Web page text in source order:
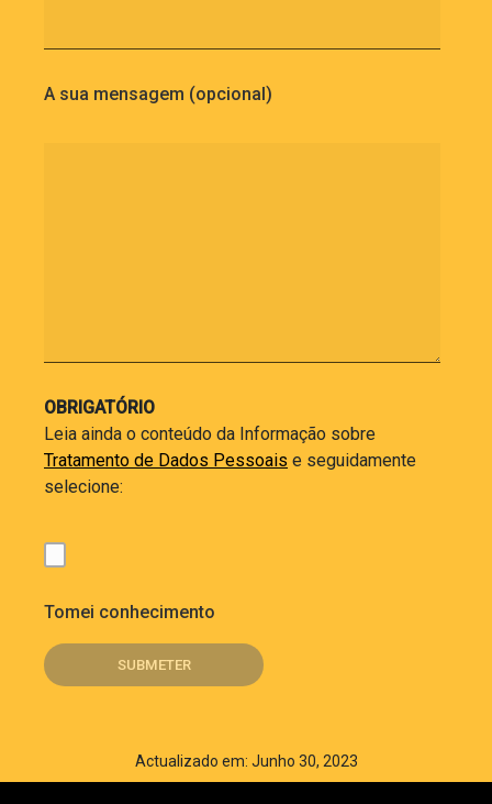
A sua mensagem (opcional)
OBRIGATÓRIO
Leia ainda o conteúdo da Informação sobre
Tratamento de Dados Pessoais e seguidamente
selecione:
Tomei conhecimento
Actualizado em: Junho 30, 2023